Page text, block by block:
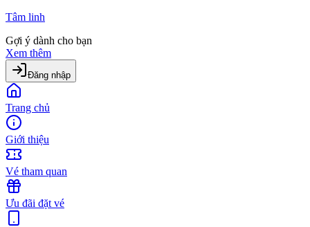
Tâm linh
Gợi ý dành cho bạn
Xem thêm
Đăng nhập
Trang chủ
Giới thiệu
Vé tham quan
Ưu đãi đặt vé